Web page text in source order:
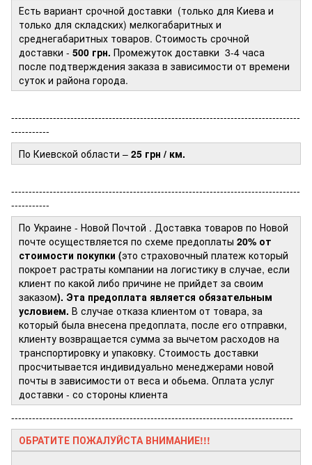
Есть вариант срочной доставки (только для Киева и
только для складских) мелкогабаритных и
среднегабаритных товаров. Стоимость срочной
доставки - 500 грн. Промежуток доставки 3-4 часа
после подтверждения заказа в зависимости от времени
суток и района города.
-----------------------------------------------------------------------------------
-----------
По Киевской области – 25 грн / км.
-----------------------------------------------------------------------------------
-----------
По Украине - Новой Почтой . Доставка товаров по Новой
почте осуществляется по схеме предоплаты 20% от
стоимости покупки (это страховочный платеж который
покроет растраты компании на логистику в случае, если
клиент по какой либо причине не прийдет за своим
заказом). Эта предоплата является обязательным
условием. В случае отказа клиентом от товара, за
который была внесена предоплата, после его отправки,
клиенту возвращается сумма за вычетом расходов на
транспортировку и упаковку. Стоимость доставки
просчитывается индивидуально менеджерами новой
почты в зависимости от веса и обьема. Оплата услуг
доставки - со стороны клиента
---------------------------------------------------------------------------------
ОБРАТИТЕ ПОЖАЛУЙСТА ВНИМАНИЕ!!!